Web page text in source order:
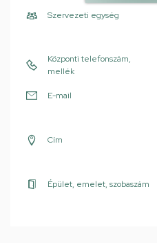
Szervezeti egység
Központi telefonszám,
mellék
E-mail
Cím
Épület, emelet, szobaszám